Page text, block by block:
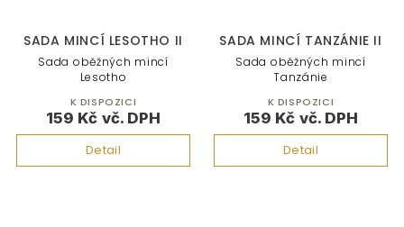
SADA MINCÍ LESOTHO II
159 Kč
Detail
Sada oběžných mincí
Lesotho
K DISPOZICI
SADA MINCÍ TANZÁNIE II
159 Kč
Detail
Sada oběžných mincí
Tanzánie
K DISPOZICI